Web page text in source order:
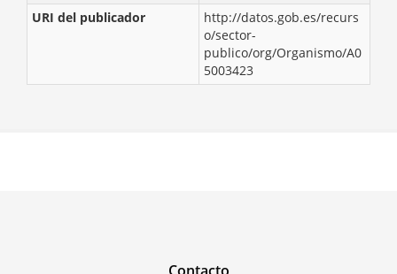
URI del publicador
http://datos.gob.es/recurs
o/sector-
publico/org/Organismo/A0
5003423